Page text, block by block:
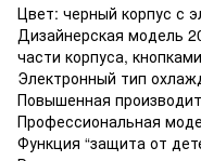
Цвет: черный корпус с
Дизайнерская модель
части корпуса, кнопками
Электронный тип
Повышенная
Профессиональная
Функция “защита от